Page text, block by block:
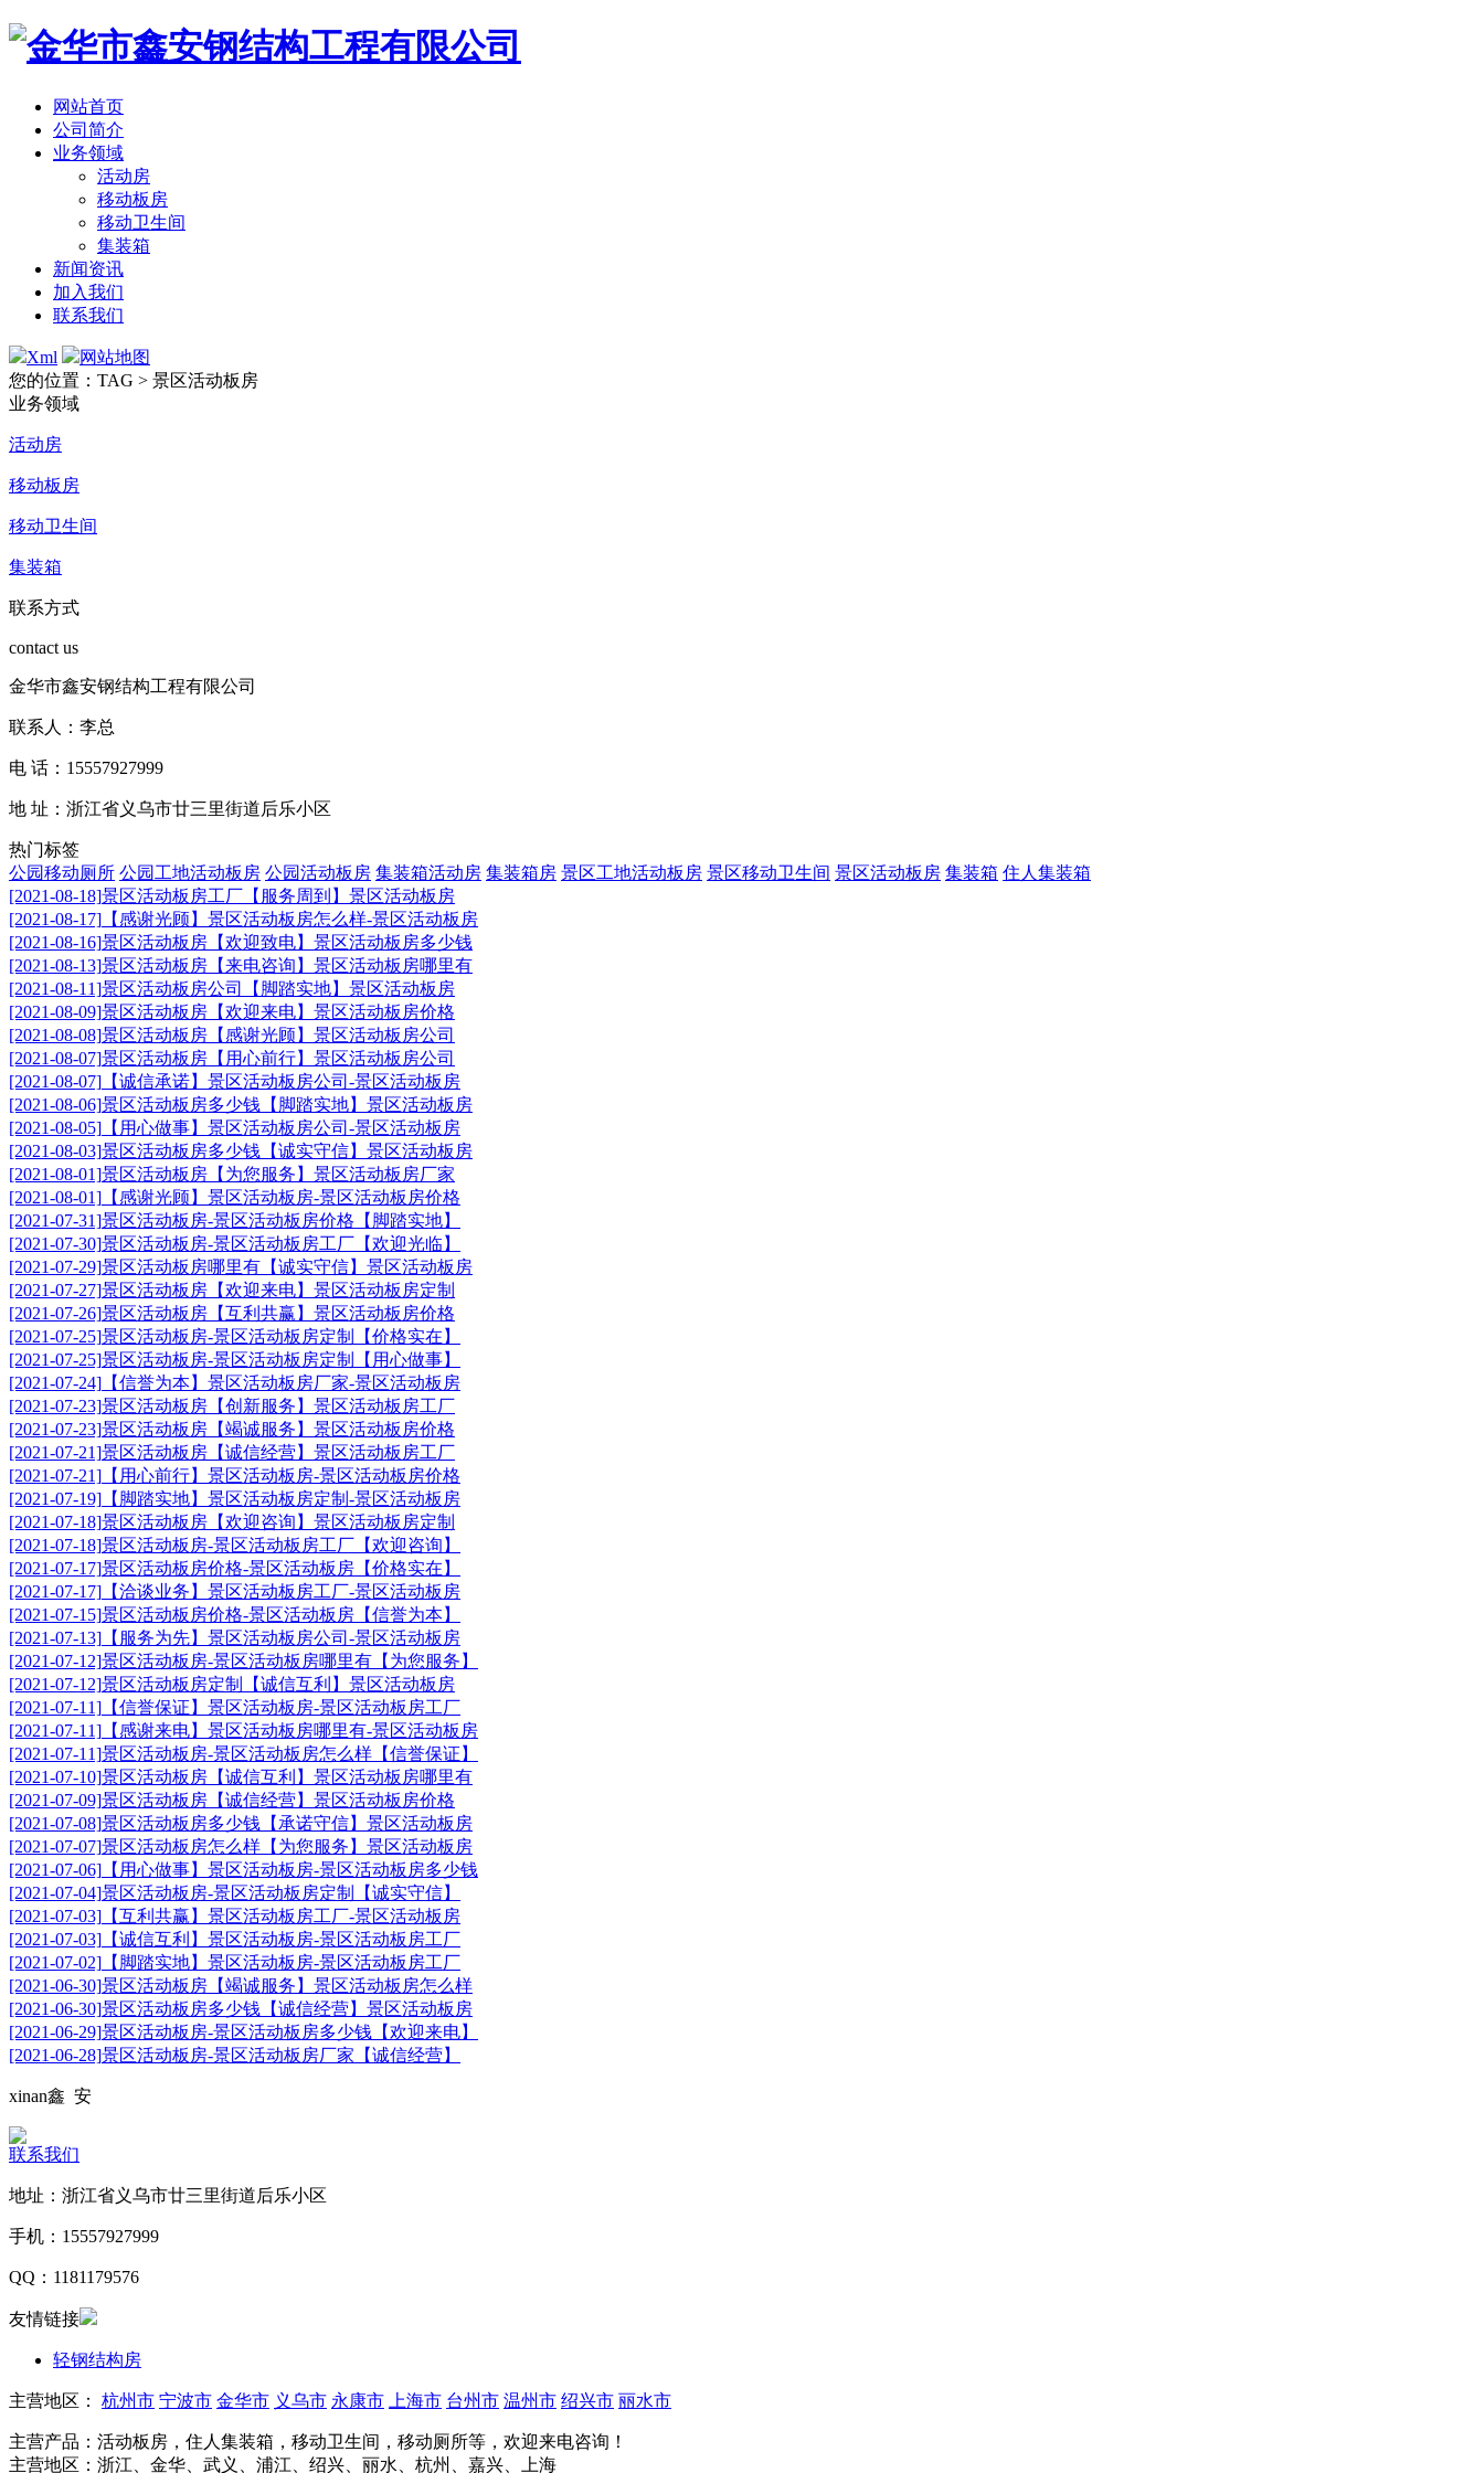
网站首页
公司简介
业务领域
活动房
移动板房
移动卫生间
集装箱
新闻资讯
加入我们
联系我们
Xml
网站地图
您的位置：TAG > 景区活动板房
业务领域
活动房
移动板房
移动卫生间
集装箱
联系方式
contact us
金华市鑫安钢结构工程有限公司
联系人：李总
电 话：15557927999
地 址：浙江省义乌市廿三里街道后乐小区
热门标签
公园移动厕所 公园工地活动板房 公园活动板房 集装箱活动房 集装箱房 景区工地活动板房 景区移动卫生间 景区活动板房 集装箱 住人集装箱
[2021-08-18]景区活动板房工厂【服务周到】景区活动板房
[2021-08-17] 【感谢光顾】景区活动板房怎么样-景区活动板房
[2021-08-16]景区活动板房【欢迎致电】景区活动板房多少钱
[2021-08-13]景区活动板房【来电咨询】景区活动板房哪里有
[2021-08-11]景区活动板房公司【脚踏实地】景区活动板房
[2021-08-09]景区活动板房【欢迎来电】景区活动板房价格
[2021-08-08]景区活动板房【感谢光顾】景区活动板房公司
[2021-08-07]景区活动板房【用心前行】景区活动板房公司
[2021-08-07] 【诚信承诺】景区活动板房公司-景区活动板房
[2021-08-06]景区活动板房多少钱【脚踏实地】景区活动板房
[2021-08-05] 【用心做事】景区活动板房公司-景区活动板房
[2021-08-03]景区活动板房多少钱【诚实守信】景区活动板房
[2021-08-01]景区活动板房【为您服务】景区活动板房厂家
[2021-08-01] 【感谢光顾】景区活动板房-景区活动板房价格
[2021-07-31]景区活动板房-景区活动板房价格【脚踏实地】
[2021-07-30]景区活动板房-景区活动板房工厂【欢迎光临】
[2021-07-29]景区活动板房哪里有【诚实守信】景区活动板房
[2021-07-27]景区活动板房【欢迎来电】景区活动板房定制
[2021-07-26]景区活动板房【互利共赢】景区活动板房价格
[2021-07-25]景区活动板房-景区活动板房定制【价格实在】
[2021-07-25]景区活动板房-景区活动板房定制【用心做事】
[2021-07-24] 【信誉为本】景区活动板房厂家-景区活动板房
[2021-07-23]景区活动板房【创新服务】景区活动板房工厂
[2021-07-23]景区活动板房【竭诚服务】景区活动板房价格
[2021-07-21]景区活动板房【诚信经营】景区活动板房工厂
[2021-07-21] 【用心前行】景区活动板房-景区活动板房价格
[2021-07-19] 【脚踏实地】景区活动板房定制-景区活动板房
[2021-07-18]景区活动板房【欢迎咨询】景区活动板房定制
[2021-07-18]景区活动板房-景区活动板房工厂【欢迎咨询】
[2021-07-17]景区活动板房价格-景区活动板房【价格实在】
[2021-07-17] 【洽谈业务】景区活动板房工厂-景区活动板房
[2021-07-15]景区活动板房价格-景区活动板房【信誉为本】
[2021-07-13] 【服务为先】景区活动板房公司-景区活动板房
[2021-07-12]景区活动板房-景区活动板房哪里有【为您服务】
[2021-07-12]景区活动板房定制【诚信互利】景区活动板房
[2021-07-11] 【信誉保证】景区活动板房-景区活动板房工厂
[2021-07-11] 【感谢来电】景区活动板房哪里有-景区活动板房
[2021-07-11]景区活动板房-景区活动板房怎么样【信誉保证】
[2021-07-10]景区活动板房【诚信互利】景区活动板房哪里有
[2021-07-09]景区活动板房【诚信经营】景区活动板房价格
[2021-07-08]景区活动板房多少钱【承诺守信】景区活动板房
[2021-07-07]景区活动板房怎么样【为您服务】景区活动板房
[2021-07-06] 【用心做事】景区活动板房-景区活动板房多少钱
[2021-07-04]景区活动板房-景区活动板房定制【诚实守信】
[2021-07-03] 【互利共赢】景区活动板房工厂-景区活动板房
[2021-07-03] 【诚信互利】景区活动板房-景区活动板房工厂
[2021-07-02] 【脚踏实地】景区活动板房-景区活动板房工厂
[2021-06-30]景区活动板房【竭诚服务】景区活动板房怎么样
[2021-06-30]景区活动板房多少钱【诚信经营】景区活动板房
[2021-06-29]景区活动板房-景区活动板房多少钱【欢迎来电】
[2021-06-28]景区活动板房-景区活动板房厂家【诚信经营】
xinan鑫 安
联系我们
地址：浙江省义乌市廿三里街道后乐小区
手机：15557927999
QQ：1181179576
友情链接
轻钢结构房
主营地区： 杭州市 宁波市 金华市 义乌市 永康市 上海市 台州市 温州市 绍兴市 丽水市
主营产品：活动板房，住人集装箱，移动卫生间，移动厕所等，欢迎来电咨询！
主营地区：浙江、金华、武义、浦江、绍兴、丽水、杭州、嘉兴、上海